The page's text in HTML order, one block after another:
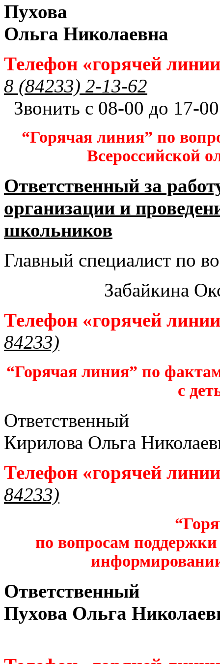
Пухова
Ольга Николаевна
Телефон «горячей
8 (84233) 2-13-62
Звонить с 08-00 до 17-
“Горячая линия” по
Всероссийской
Ответственный за
организации и
школьников​
Главный специалист по
Забайкина
Телефон «горячей
84233)
“Горячая линия” по
с
Ответственный
Кирилова Ольга
Телефон «горячей
84233)
по вопросам поддержки
Ответственный
Пухова Ольга